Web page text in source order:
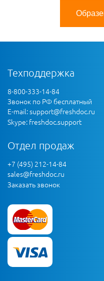
Техподдержка
8-800-333-14-84
Звонок по РФ бесплатный
E-mail:support@freshdoc.ru
Skype: freshdoc.support
Отдел продаж
+7 (495) 212-14-84
sales@freshdoc.ru
Заказать звонок